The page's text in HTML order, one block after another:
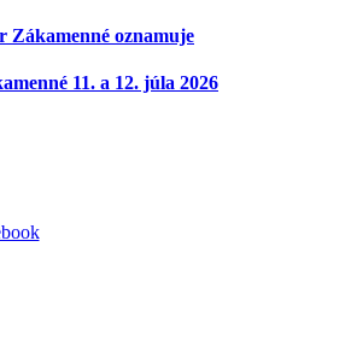
Zákamenné oznamuje
11. a 12. júla 2026